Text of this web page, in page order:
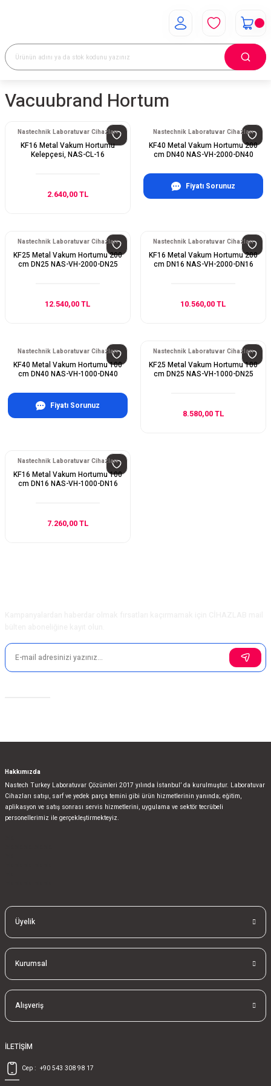
Vacuubrand Hortum
Nastechnik Laboratuvar Cihazları
KF16 Metal Vakum Hortumu
Kelepçesi, NAS-CL-16
2.640,00 TL
Nastechnik Laboratuvar Cihazları
KF40 Metal Vakum Hortumu 200
cm DN40 NAS-VH-2000-DN40
Fiyatı Sorunuz
Nastechnik Laboratuvar Cihazları
KF25 Metal Vakum Hortumu 200
cm DN25 NAS-VH-2000-DN25
12.540,00 TL
Nastechnik Laboratuvar Cihazları
KF16 Metal Vakum Hortumu 200
cm DN16 NAS-VH-2000-DN16
10.560,00 TL
Nastechnik Laboratuvar Cihazları
KF40 Metal Vakum Hortumu 100
cm DN40 NAS-VH-1000-DN40
Fiyatı Sorunuz
Nastechnik Laboratuvar Cihazları
KF25 Metal Vakum Hortumu 100
cm DN25 NAS-VH-1000-DN25
8.580,00 TL
Nastechnik Laboratuvar Cihazları
KF16 Metal Vakum Hortumu 100
cm DN16 NAS-VH-1000-DN16
7.260,00 TL
Hakkımızda
Nastech Turkey Laboratuvar Çözümleri 2017 yılında İstanbul’ da kurulmuştur. Laboratuvar
Cihazları satışı, sarf ve yedek parça temini gibi ürün hizmetlerinin yanında; eğitim,
aplikasyon ve satış sonrası servis hizmetlerini, uygulama ve sektör tecrübeli
personellerimiz ile gerçekleştirmekteyiz.
Üyelik
Kurumsal
Alışveriş
İLETİŞİM
Cep : +90 543 308 98 17